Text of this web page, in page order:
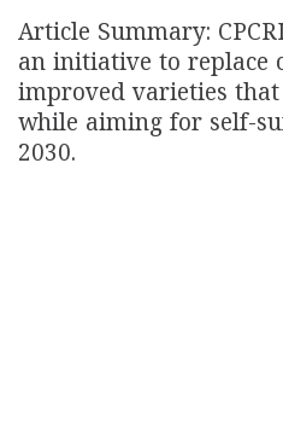
Article Summary:
an initiative to replace
improved varieties
while aiming for self-
2030.